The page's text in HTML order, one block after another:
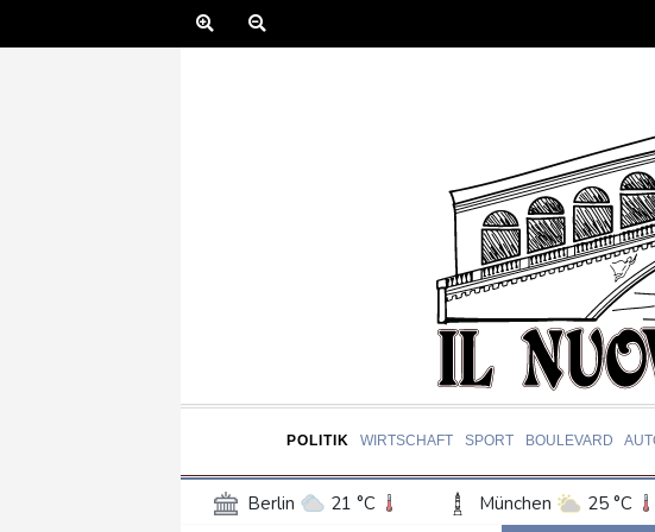
POLITIK WIRTSCHAFT SPORT BOULEVARD
Berlin 21 °C München 25 °C